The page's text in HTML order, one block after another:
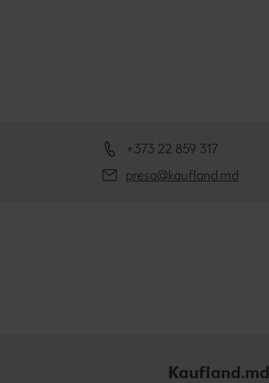
+373 22 859 317
presa@kaufland.md
Kaufland.md